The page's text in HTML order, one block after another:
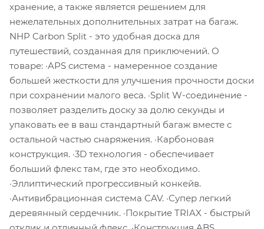
хранение, а также является решением для
нежелательных дополнительных затрат на багаж.
NHP Carbon Split - это удобная доска для
путешествий, созданная для приключений. О
товаре: ·APS система - намеренное создание
большей жесткости для улучшения прочности доски
при сохранении малого веса. ·Split W-соединение -
позволяет разделить доску за долю секунды и
упаковать ее в ваш стандартный багаж вместе с
остальной частью снаряжения. ·Карбоновая
конструкция. ·3D технология - обеспечивает
больший флекс там, где это необходимо.
·Эллиптический прогрессивный конкейв.
·Антивибрационная система CAV. ·Супер легкий
деревянный сердечник. ·Покрытие TRIAX - быстрый